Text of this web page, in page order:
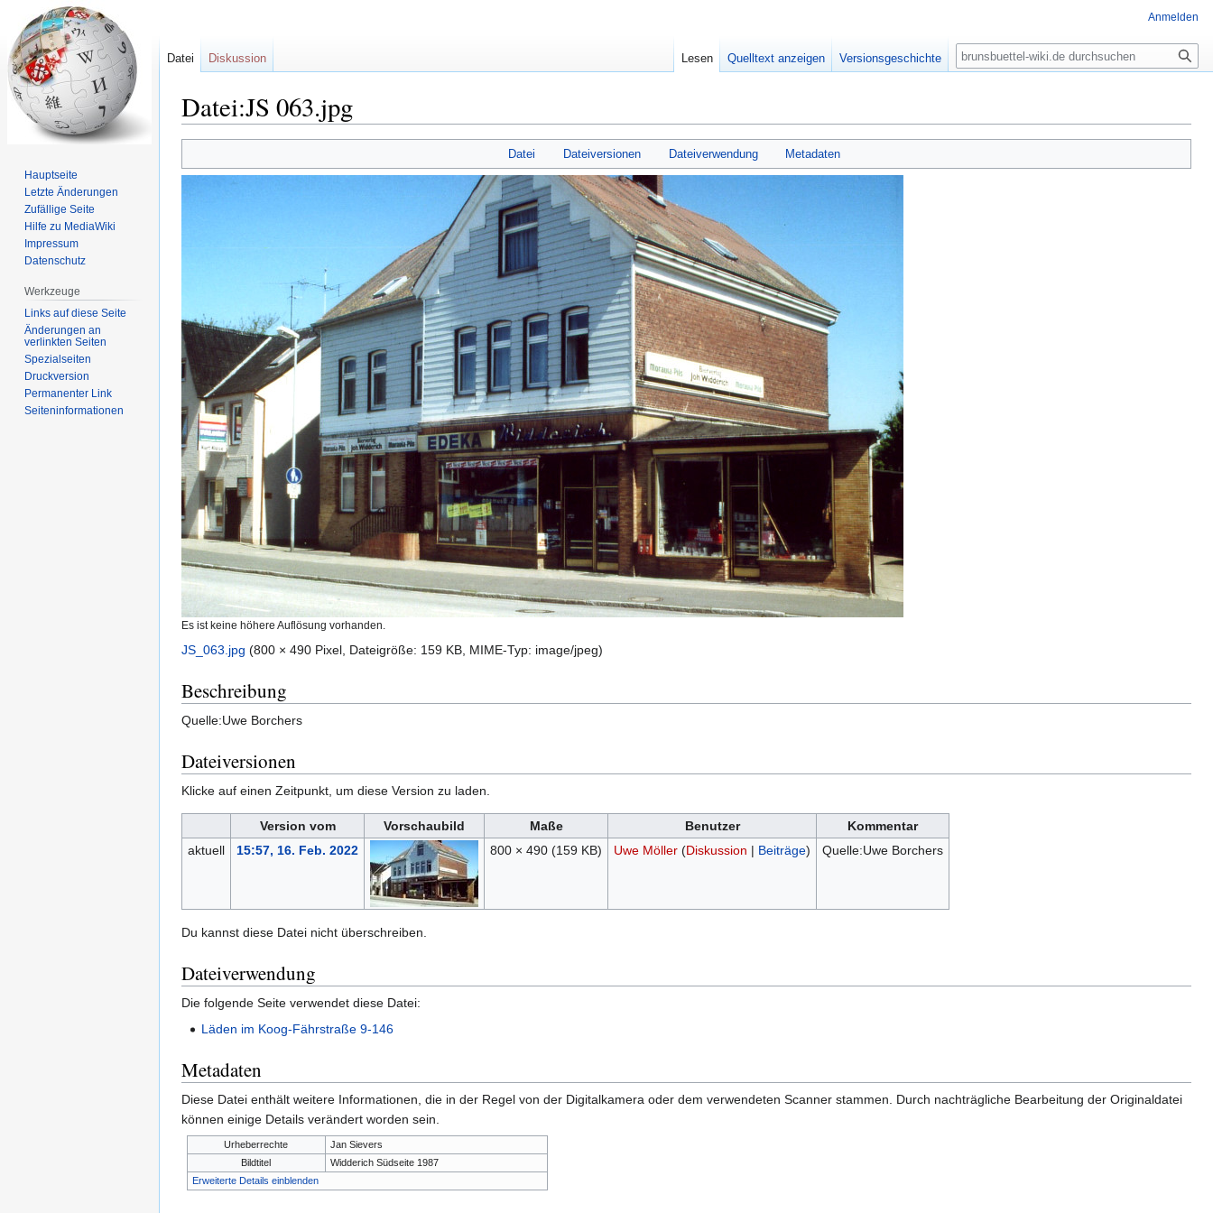
Datei:JS 063.jpg
Navigation
Suche
Datei Dateiversionen Dateiverwendung Metadaten
Es ist keine höhere Auflösung vorhanden.
JS_063.jpg (800 × 490 Pixel, Dateigröße: 159 KB, MIME-Typ: image/jpeg)
Beschreibung
Quelle:Uwe Borchers
Dateiversionen
Klicke auf einen Zeitpunkt, um diese Version zu laden.
Version vom Vorschaubild Maße Benutzer
Kommentar
aktuell
15:57, 16. Feb. 2022 800 × 490 (159 KB) Uwe Möller (Diskussion | Beiträge) Quelle:Uwe Borchers
Du kannst diese Datei nicht überschreiben.
Dateiverwendung
Die folgende Seite verwendet diese Datei:
Läden im Koog-Fährstraße 9-146
Metadaten
Diese Datei enthält weitere Informationen, die in der Regel von der Digitalkamera oder dem verwendeten Scanner stammen. Durch nachträgliche Bearbeitung der Originaldatei
können einige Details verändert worden sein.
Urheberrechte
Jan Sievers
Bildtitel
Widderich Südseite 1987
Erweiterte Details einblenden
Anmelden
Datei Diskussion Lesen Quelltext anzeigen Versionsgeschichte
Suche
Hauptseite
Letzte Änderungen
Zufällige Seite
Hilfe zu MediaWiki
Impressum
Datenschutz
Werkzeuge
Links auf diese Seite
Änderungen an
verlinkten Seiten
Spezialseiten
Druckversion
Permanenter Link
Seiten­informationen